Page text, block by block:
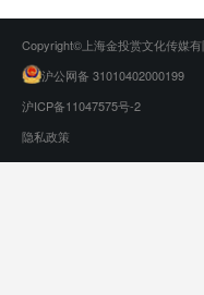
Copyright©上海金投赏文化传媒有
沪公网备 31010402000199
沪ICP备11047575号-2
隐私政策